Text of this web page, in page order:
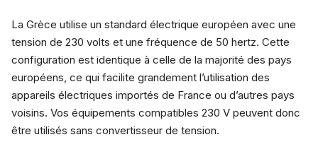
La Grèce utilise un standard électrique européen avec une
tension de 230 volts et une fréquence de 50 hertz. Cette
configuration est identique à celle de la majorité des pays
européens, ce qui facilite grandement l’utilisation des
appareils électriques importés de France ou d’autres pays
voisins. Vos équipements compatibles 230 V peuvent donc
être utilisés sans convertisseur de tension.